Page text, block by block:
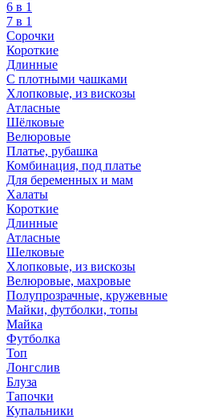
6 в 1
7 в 1
Сорочки
Короткие
Длинные
С плотными чашками
Хлопковые, из вискозы
Атласные
Шёлковые
Велюровые
Платье, рубашка
Комбинация, под платье
Для беременных и мам
Халаты
Короткие
Длинные
Атласные
Шелковые
Хлопковые, из вискозы
Велюровые, махровые
Полупрозрачные, кружевные
Майки, футболки, топы
Майка
Футболка
Топ
Лонгслив
Блуза
Тапочки
Купальники